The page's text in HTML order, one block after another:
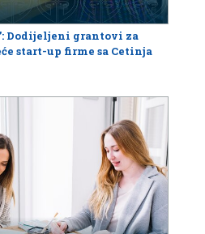
Dodijeljeni grantovi za
start-up firme sa Cetinja